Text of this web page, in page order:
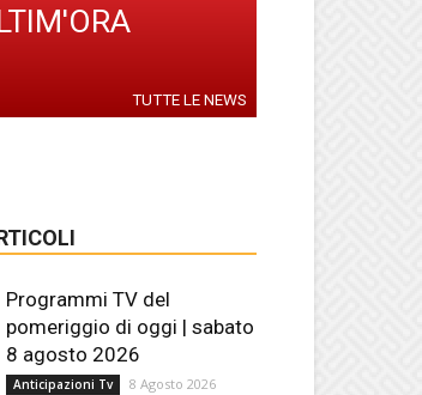
TUTTE LE NEWS
Programmi TV del
pomeriggio di oggi | sabato
8 agosto 2026
Anticipazioni Tv 8 Agosto 2026